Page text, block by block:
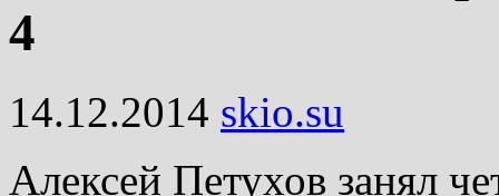
4
14.12.2014 skio.su
Алексей Петухов занял